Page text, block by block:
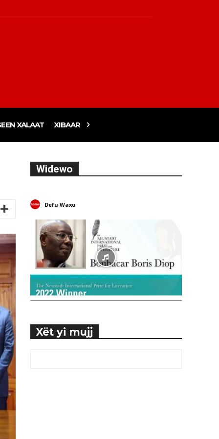
XALAAT XIBAAR
Widewo
Defu Waxu
Xët yi mujj